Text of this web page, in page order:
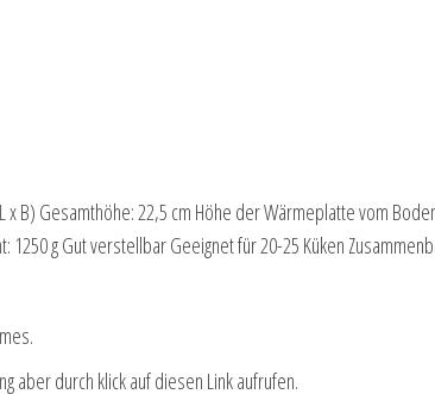
x B) Gesamthöhe: 22,5 cm Höhe der Wärmeplatte vom
1250 g Gut verstellbar Geeignet für 20-25 Küken
aber durch klick auf diesen Link aufrufen.